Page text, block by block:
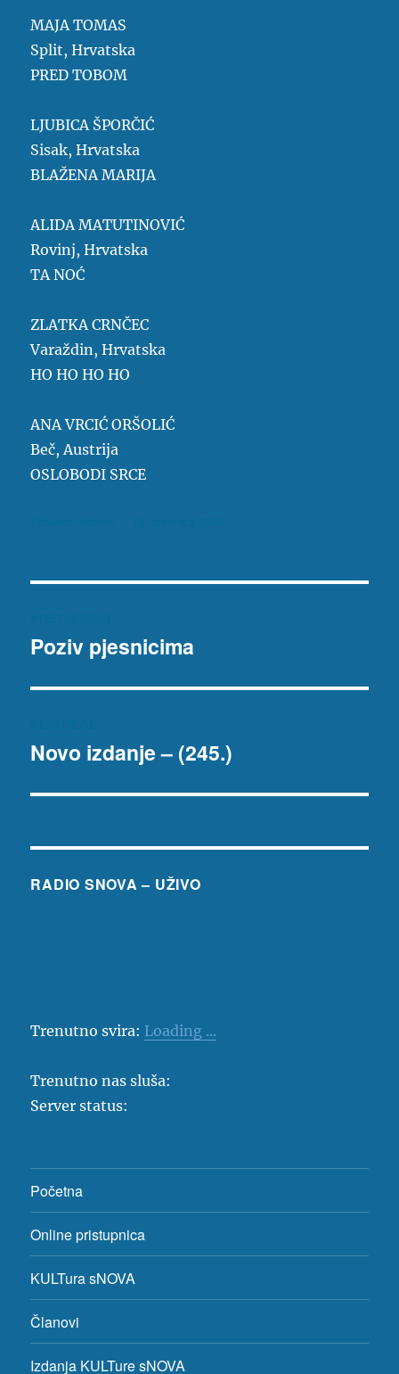
MAJA TOMAS
Split, Hrvatska
PRED TOBOM
LJUBICA ŠPORČIĆ
Sisak, Hrvatska
BLAŽENA MARIJA
ALIDA MATUTINOVIĆ
Rovinj, Hrvatska
TA NOĆ
ZLATKA CRNČEC
Varaždin, Hrvatska
HO HO HO HO
ANA VRCIĆ ORŠOLIĆ
Beč, Austrija
OSLOBODI SRCE
objava
Prethodna
Poziv pjesnicima
Sljedeća
Novo izdanje – (245.)
RADIO SNOVA – UŽIVO
Trenutno svira: Loading ...
Trenutno nas sluša:
Server status:
Početna
Online pristupnica
KULTura sNOVA
Članovi
Izdanja KULTure sNOVA